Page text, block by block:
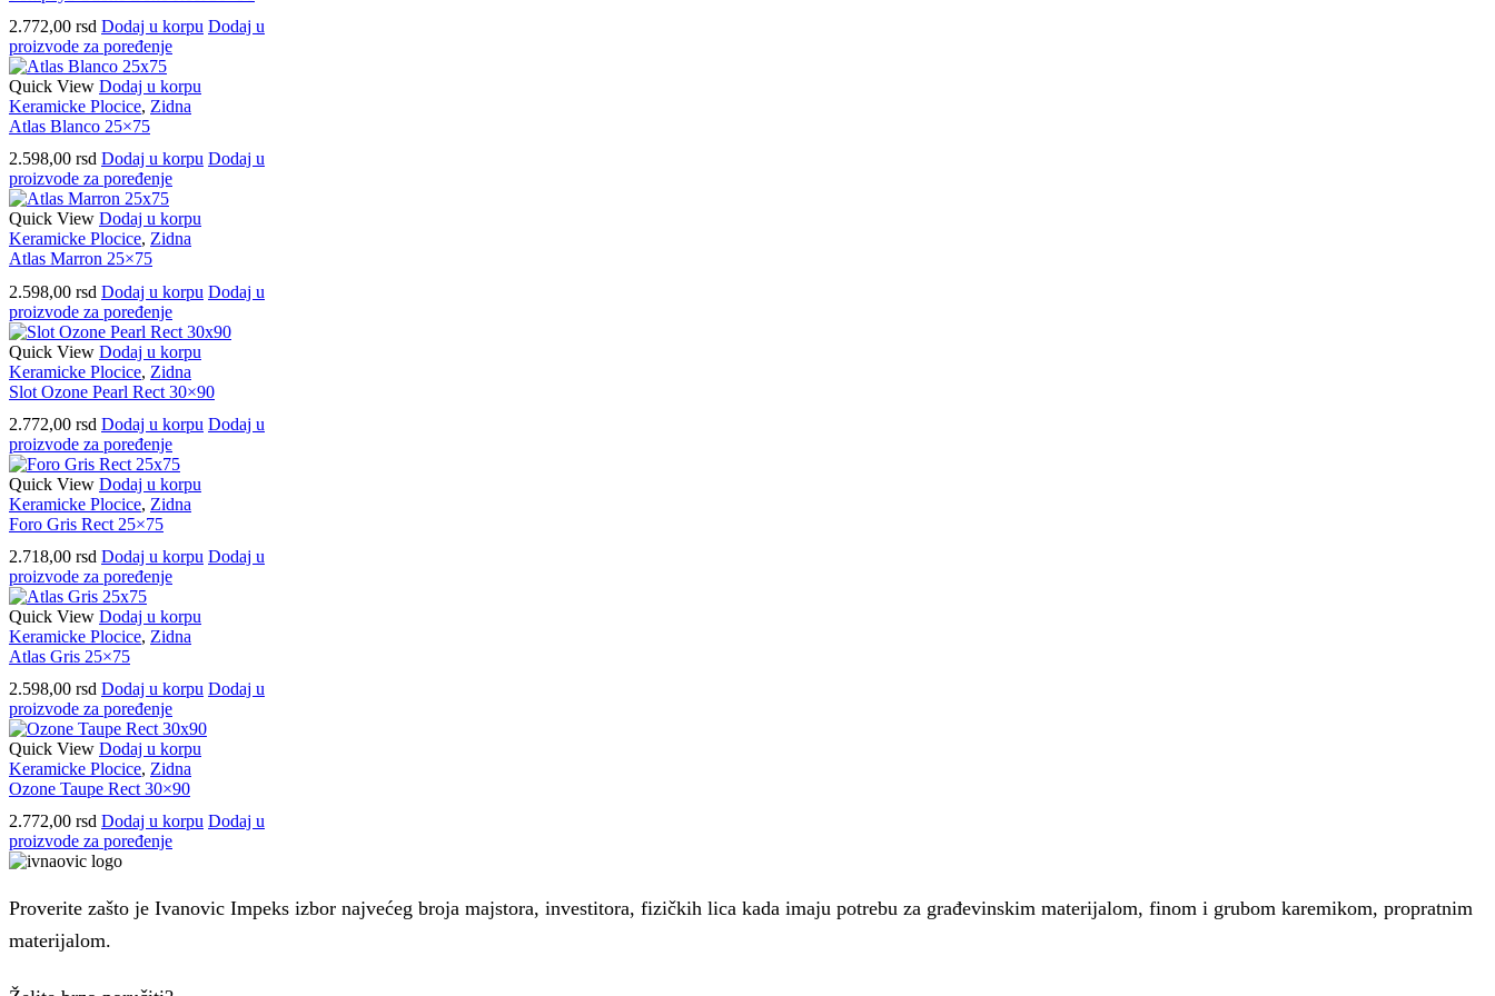
2.772,00 rsd Dodaj u korpu Dodaj u
proizvode za poređenje
Quick View Dodaj u korpu
Keramicke Plocice, Zidna
Atlas Blanco 25×75
2.598,00 rsd Dodaj u korpu Dodaj u
proizvode za poređenje
Quick View Dodaj u korpu
Keramicke Plocice, Zidna
Atlas Marron 25×75
2.598,00 rsd Dodaj u korpu Dodaj u
proizvode za poređenje
Quick View Dodaj u korpu
Keramicke Plocice, Zidna
Slot Ozone Pearl Rect 30×90
2.772,00 rsd Dodaj u korpu Dodaj u
proizvode za poređenje
Quick View Dodaj u korpu
Keramicke Plocice, Zidna
Foro Gris Rect 25×75
2.718,00 rsd Dodaj u korpu Dodaj u
proizvode za poređenje
Quick View Dodaj u korpu
Keramicke Plocice, Zidna
Atlas Gris 25×75
2.598,00 rsd Dodaj u korpu Dodaj u
proizvode za poređenje
Quick View Dodaj u korpu
Keramicke Plocice, Zidna
Ozone Taupe Rect 30×90
2.772,00 rsd Dodaj u korpu Dodaj u
proizvode za poređenje
Proverite zašto je Ivanovic Impeks izbor najvećeg broja majstora, investitora, fizičkih lica kada imaju potrebu za građevinskim materijalom, finom i grubom karemikom, propratnim
materijalom.